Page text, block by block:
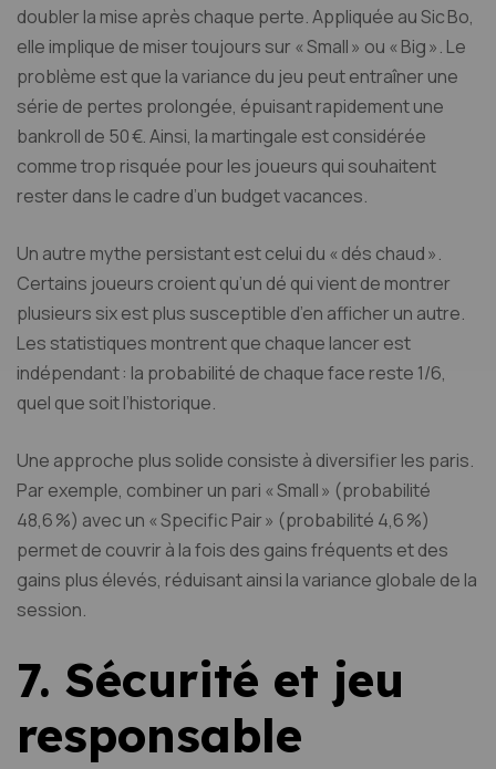
doubler la mise après chaque perte. Appliquée au Sic Bo,
elle implique de miser toujours sur « Small » ou « Big ». Le
problème est que la variance du jeu peut entraîner une
série de pertes prolongée, épuisant rapidement une
bankroll de 50 €. Ainsi, la martingale est considérée
comme trop risquée pour les joueurs qui souhaitent
rester dans le cadre d’un budget vacances.
Un autre mythe persistant est celui du « dés chaud ».
Certains joueurs croient qu’un dé qui vient de montrer
plusieurs six est plus susceptible d’en afficher un autre.
Les statistiques montrent que chaque lancer est
indépendant : la probabilité de chaque face reste 1/6,
quel que soit l’historique.
Une approche plus solide consiste à diversifier les paris.
Par exemple, combiner un pari « Small » (probabilité
48,6 %) avec un « Specific Pair » (probabilité 4,6 %)
permet de couvrir à la fois des gains fréquents et des
gains plus élevés, réduisant ainsi la variance globale de la
session.
7. Sécurité et jeu
responsable